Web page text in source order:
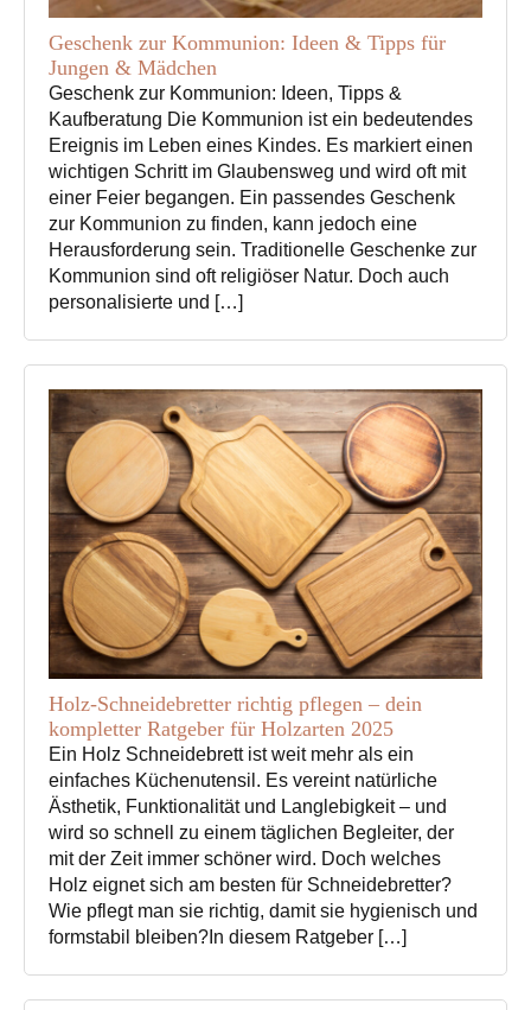
Geschenk zur Kommunion: Ideen & Tipps für
Jungen & Mädchen
Geschenk zur Kommunion: Ideen, Tipps &
Kaufberatung Die Kommunion ist ein bedeutendes
Ereignis im Leben eines Kindes. Es markiert einen
wichtigen Schritt im Glaubensweg und wird oft mit
einer Feier begangen. Ein passendes Geschenk
zur Kommunion zu finden, kann jedoch eine
Herausforderung sein. Traditionelle Geschenke zur
Kommunion sind oft religiöser Natur. Doch auch
personalisierte und […]
Holz-Schneidebretter richtig pflegen – dein
kompletter Ratgeber für Holzarten 2025
Ein Holz Schneidebrett ist weit mehr als ein
einfaches Küchenutensil. Es vereint natürliche
Ästhetik, Funktionalität und Langlebigkeit – und
wird so schnell zu einem täglichen Begleiter, der
mit der Zeit immer schöner wird. Doch welches
Holz eignet sich am besten für Schneidebretter?
Wie pflegt man sie richtig, damit sie hygienisch und
formstabil bleiben?In diesem Ratgeber […]